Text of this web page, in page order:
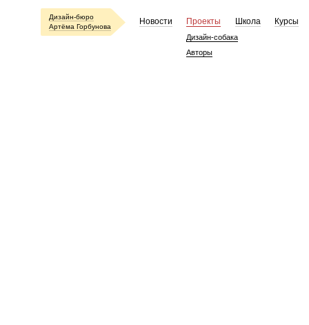
Дизайн-бюро
Артёма Горбунова
Новости Проекты
Дизайн-собака
Авторы
Школа Курсы